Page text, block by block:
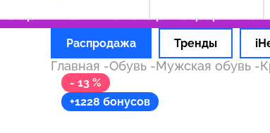
оригинальные товары Оформляем
Распродажа Тренды
Главная -Обувь -Мужская обувь -
- 13 %
+1228 бонусов